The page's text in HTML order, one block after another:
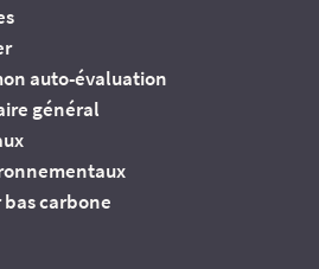
auto-évaluation
général
carbone